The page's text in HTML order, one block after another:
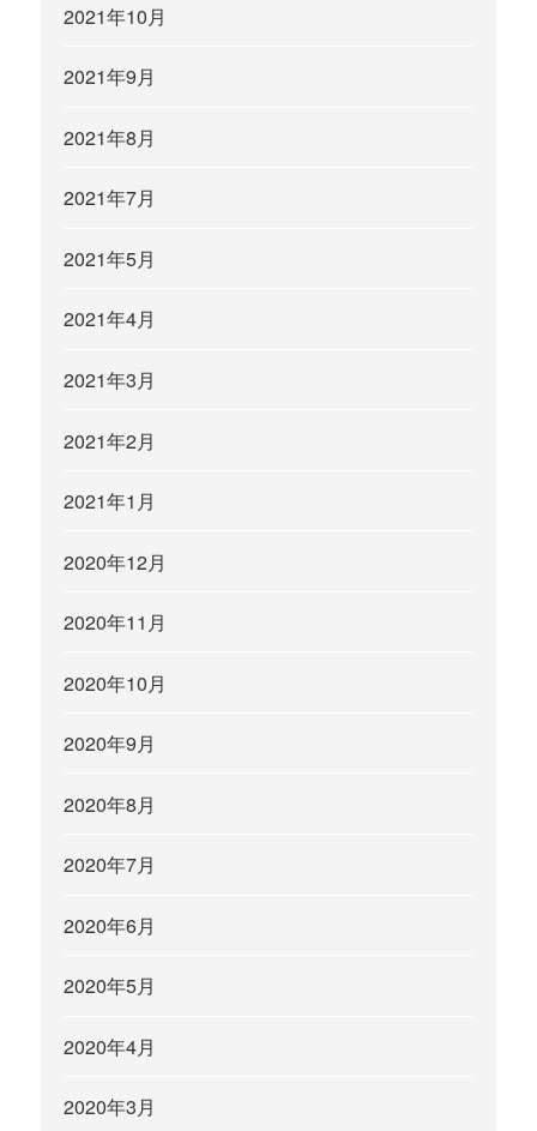
2021年10月
2021年9月
2021年8月
2021年7月
2021年5月
2021年4月
2021年3月
2021年2月
2021年1月
2020年12月
2020年11月
2020年10月
2020年9月
2020年8月
2020年7月
2020年6月
2020年5月
2020年4月
2020年3月